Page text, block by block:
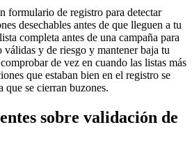
formulario de registro para detectar
desechables antes de que lleguen a tu
completa antes de una campaña para
y de riesgo y mantener baja tu
de vez en cuando las listas más
que estaban bien en el registro se
que se cierran buzones.
sobre validación de